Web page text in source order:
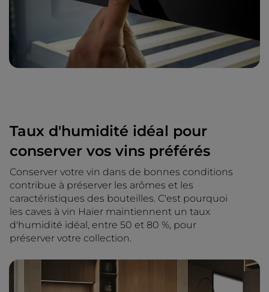
Taux d'humidité idéal pour
conserver vos vins préférés
Conserver votre vin dans de bonnes conditions
contribue à préserver les arômes et les
caractéristiques des bouteilles. C'est pourquoi
les caves à vin Haier maintiennent un taux
d'humidité idéal, entre 50 et 80 %, pour
préserver votre collection.